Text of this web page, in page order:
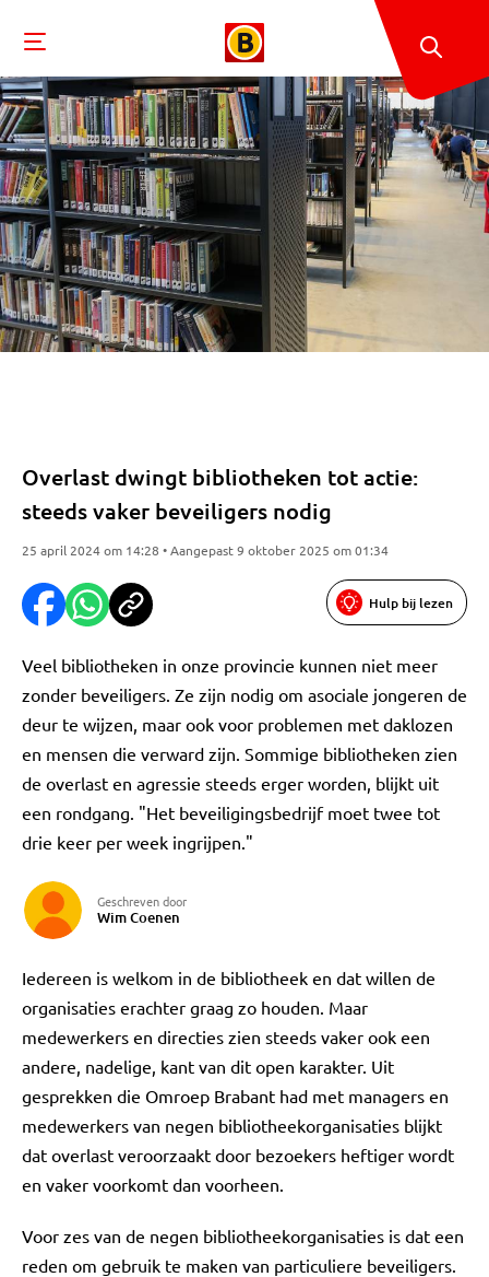
Overlast dwingt bibliotheken tot actie:
steeds vaker beveiligers nodig
25 april 2024 om 14:28 • Aangepast 9 oktober 2025 om 01:34
Hulp bij lezen
Veel bibliotheken in onze provincie kunnen niet meer
zonder beveiligers. Ze zijn nodig om asociale jongeren de
deur te wijzen, maar ook voor problemen met daklozen
en mensen die verward zijn. Sommige bibliotheken zien
de overlast en agressie steeds erger worden, blijkt uit
een rondgang. "Het beveiligingsbedrijf moet twee tot
drie keer per week ingrijpen."
Geschreven door
Wim Coenen
Iedereen is welkom in de bibliotheek en dat willen de
organisaties erachter graag zo houden. Maar
medewerkers en directies zien steeds vaker ook een
andere, nadelige, kant van dit open karakter. Uit
gesprekken die Omroep Brabant had met managers en
medewerkers van negen bibliotheekorganisaties blijkt
dat overlast veroorzaakt door bezoekers heftiger wordt
en vaker voorkomt dan voorheen.
Voor zes van de negen bibliotheekorganisaties is dat een
reden om gebruik te maken van particuliere beveiligers.